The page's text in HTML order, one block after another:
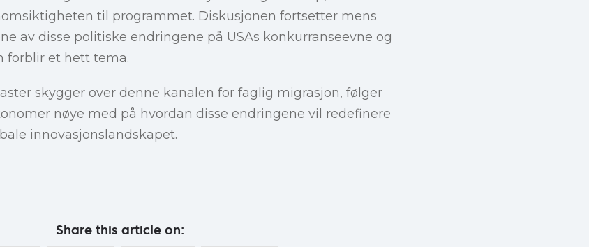
til programmet. Diskusjonen fortsetter mens
av disse politiske endringene på USAs konkurranseevne og
forblir et hett tema.
skygger over denne kanalen for faglig migrasjon, følger
nøye med på hvordan disse endringene vil redefinere
innovasjonslandskapet.
Share this article on: